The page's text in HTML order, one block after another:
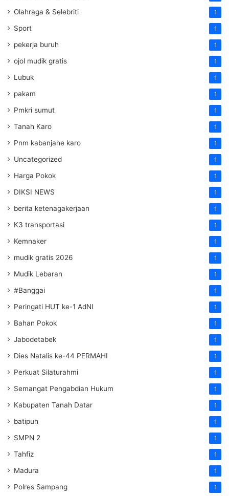
Olahraga & Selebriti 1
Sport 1
pekerja buruh 1
ojol mudik gratis 1
Lubuk 1
pakam 1
Pmkri sumut 1
Tanah Karo 1
Pnm kabanjahe karo 1
Uncategorized 1
Harga Pokok 1
DIKSI NEWS 1
berita ketenagakerjaan 1
K3 transportasi 1
Kemnaker 1
mudik gratis 2026 1
Mudik Lebaran 1
#Banggai 1
Peringati HUT ke-1 AdNI 1
Bahan Pokok 1
Jabodetabek 1
Dies Natalis ke-44 PERMAHI 1
Perkuat Silaturahmi 1
Semangat Pengabdian Hukum 1
Kabupaten Tanah Datar 1
batipuh 1
SMPN 2 1
Tahfiz 1
Madura 1
Polres Sampang 1